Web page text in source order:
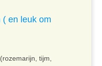
en leuk om
(rozemarijn, tijm,